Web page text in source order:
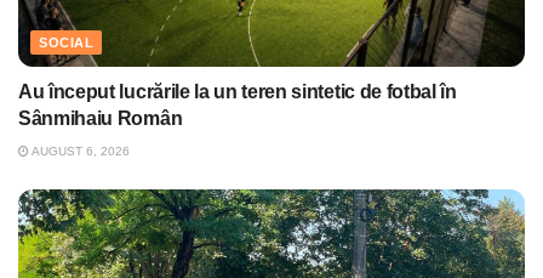
SOCIAL
Au început lucrările la un teren sintetic de fotbal în
Sânmihaiu Român
AUGUST 6, 2026